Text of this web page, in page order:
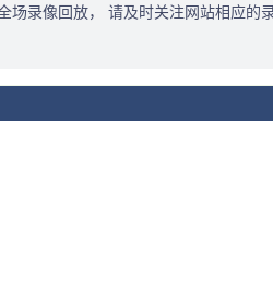
场录像回放， 请及时关注网站相应的